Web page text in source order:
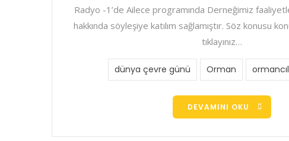
Radyo -1’de Ailece programında Derneğimiz
hakkında söyleşiye katılım sağlamıştır. Söz konusu
tıklayınız…
dünya çevre günü Orman
DEVAMINI OKU